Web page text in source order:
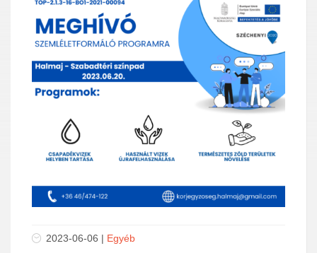
2023-06-06 | Egyéb